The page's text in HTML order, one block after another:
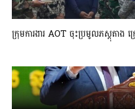
ក្រុមការងារ AOT ចុះប្រមូលភស្តុតាង